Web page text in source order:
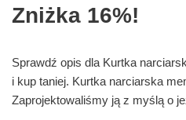
Zniżka 16%!
Sprawdź opis dla Kurtka
i kup taniej. Kurtka narciarska
Zaprojektowaliśmy ją z myślą o